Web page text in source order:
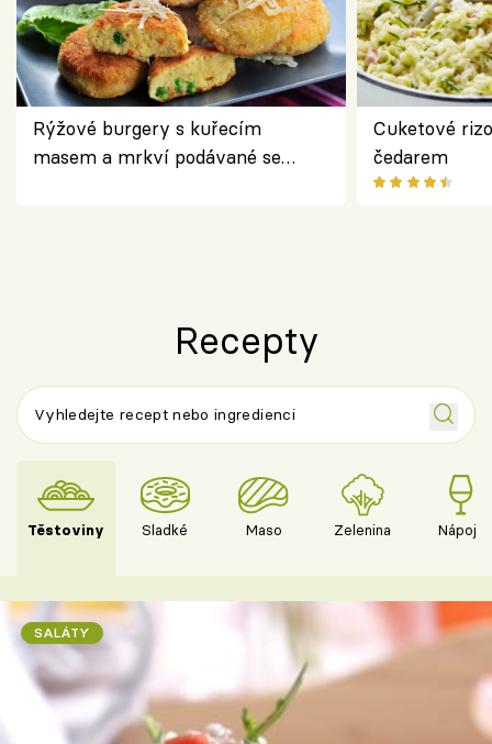
Rýžové burgery s kuřecím
masem a mrkví podávané se
Cuketové
čedarem
Recepty
Těstoviny Sladké Maso Zelenina Nápoje
SALÁTY